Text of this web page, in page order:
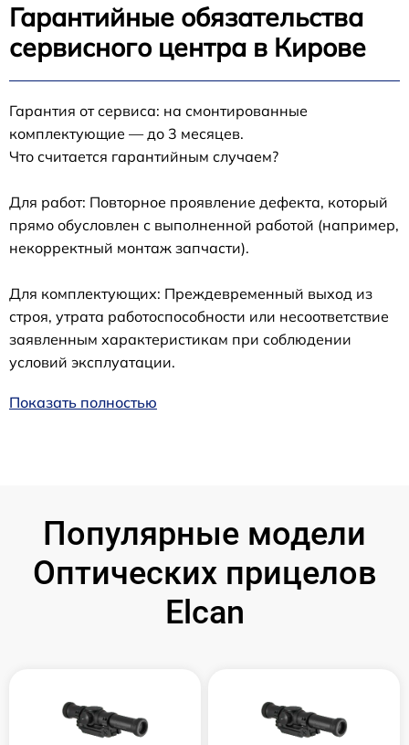
Гарантийные обязательства
сервисного центра в Кирове
Гарантия от сервиса: на смонтированные
комплектующие — до 3 месяцев.
Что считается гарантийным случаем?
Для работ: Повторное проявление дефекта, который
прямо обусловлен с выполненной работой (например,
некорректный монтаж запчасти).
Для комплектующих: Преждевременный выход из
строя, утрата работоспособности или несоответствие
заявленным характеристикам при соблюдении
условий эксплуатации.
Показать полностью
Популярные модели
Оптических прицелов
Elcan